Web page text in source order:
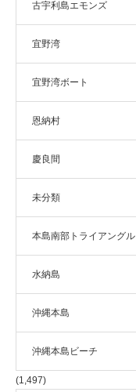
古宇利島エモンズ
宜野湾
宜野湾ボート
恩納村
慶良間
未分類
本島南部トライアングル
水納島
沖縄本島
沖縄本島ビーチ
(1,497)